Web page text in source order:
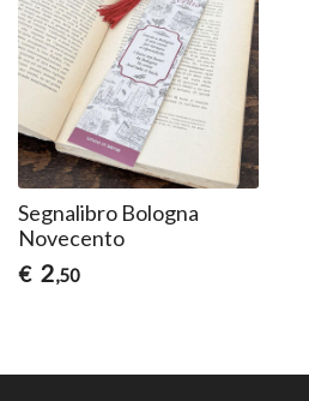
Segnalibro Bologna
Novecento
€ 2,50